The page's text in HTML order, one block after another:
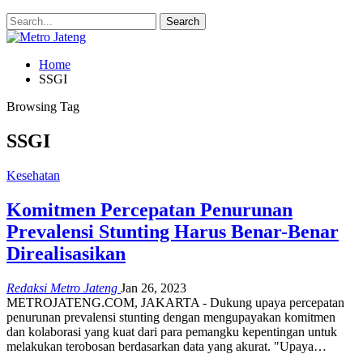
Home
SSGI
Browsing Tag
SSGI
Kesehatan
Komitmen Percepatan Penurunan
Prevalensi Stunting Harus Benar-Benar
Direalisasikan
Redaksi Metro Jateng Jan 26, 2023
METROJATENG.COM, JAKARTA - Dukung upaya percepatan
penurunan prevalensi stunting dengan mengupayakan komitmen
dan kolaborasi yang kuat dari para pemangku kepentingan untuk
melakukan terobosan berdasarkan data yang akurat. "Upaya…